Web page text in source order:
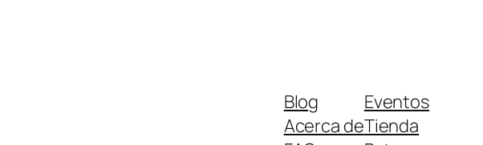
Blog
Acerca de
Eventos
Tienda